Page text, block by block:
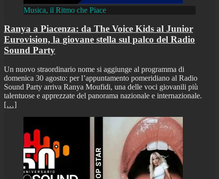
Musica, il Ritmo che Piace
Ranya a Piacenza: da The Voice Kids al Junior
Eurovision, la giovane stella sul palco del Radio
Sound Party
Un nuovo straordinario nome si aggiunge al programma di
domenica 30 agosto: per l’appuntamento pomeridiano al Radio
Sound Party arriva Ranya Moufidi, una delle voci giovanili più
talentuose e apprezzate del panorama nazionale e internazionale.
[…]